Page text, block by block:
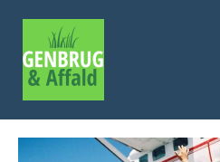
indhold
affald